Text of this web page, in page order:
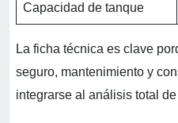
Capacidad de tanque
La ficha técnica es clave
seguro, mantenimiento y
integrarse al análisis total de